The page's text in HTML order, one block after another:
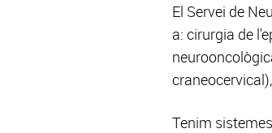
El Servei de
a: cirurgia de
Tenim